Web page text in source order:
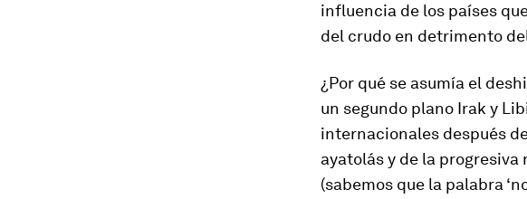
influencia de los países
del crudo en detrimento
¿Por qué se asumía el
un segundo plano Irak y
internacionales después
ayatolásy de la
(sabemos que la palabra